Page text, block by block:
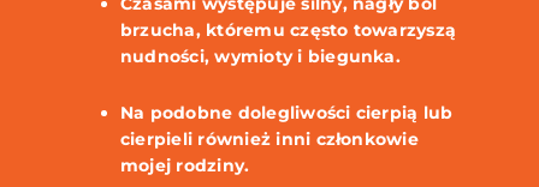
brzucha, któremu często towarzyszą
nudności, wymioty i biegunka.
Na podobne dolegliwości cierpią lub
cierpieli również inni członkowie
mojej rodziny.